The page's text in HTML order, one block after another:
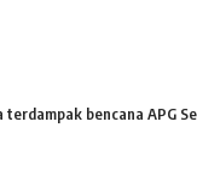
bencana APG